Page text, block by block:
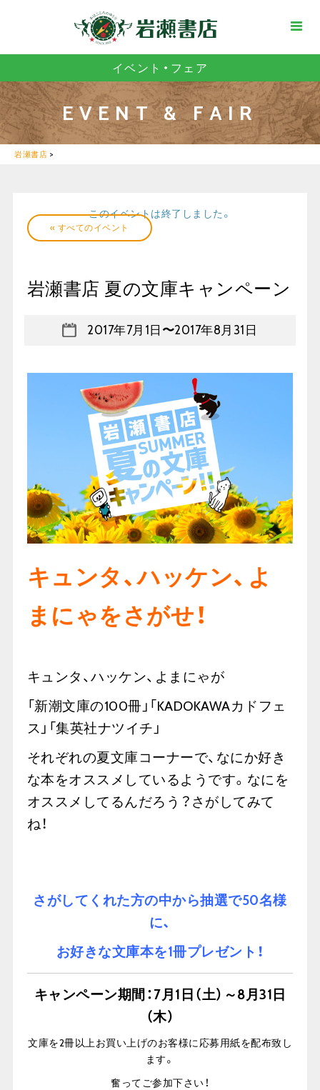
イベント・フェア
EVENT & FAIR
岩瀬書店 >
« すべてのイベント
このイベントは終了しました。
岩瀬書店 夏の文庫キャンペーン
2017年7月1日 〜2017年8月31日
キュンタ、ハッケン、よ
まにゃをさがせ！
キュンタ、ハッケン、よまにゃが
「新潮文庫の100冊」「KADOKAWAカドフェ
ス」「集英社ナツイチ」
それぞれの夏文庫コーナーで、なにか好き
な本をオススメしているようです。 なにを
オススメしてるんだろう？さがしてみて
ね！
さがしてくれた方の中から抽選で50名様
に、
お好きな文庫本を1冊プレゼント！
キャンペーン期間：7月1日（土）～8月31日
（木）
文庫を2冊以上お買い上げのお客様に応募用紙を配布致し
ます。
奮ってご参加下さい！